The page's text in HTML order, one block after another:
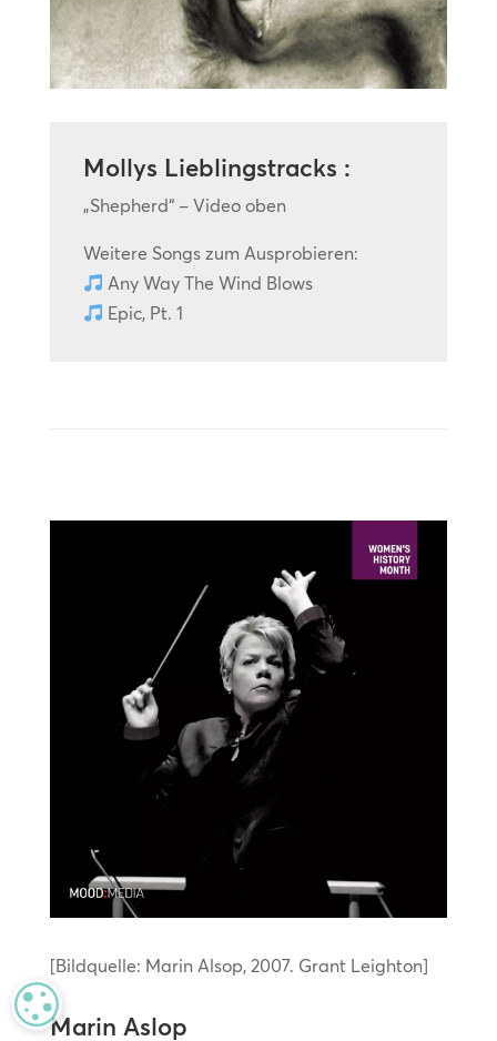
Mollys Lieblingstracks :
„Shepherd“ – Video oben
Weitere Songs zum Ausprobieren:
Any Way The Wind Blows
Epic, Pt. 1
[Bildquelle: Marin Alsop, 2007. Grant Leighton]
Marin Aslop